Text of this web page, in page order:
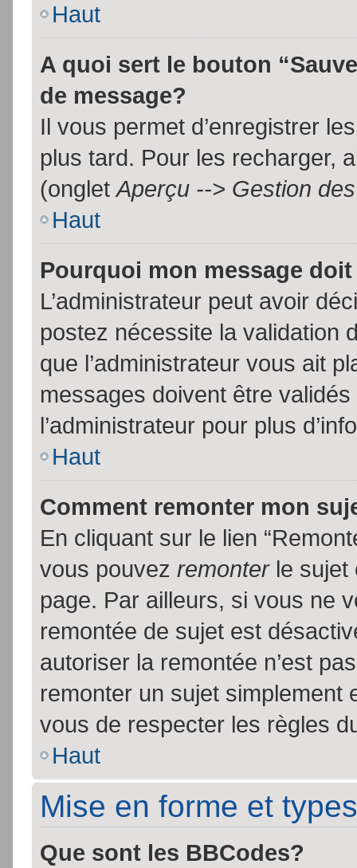
Haut
A quoi sert le bouton
de message?
Il vous permet d’enregistrer
plus tard. Pour les recharger,
(ongletAperçu --> Gestion
Haut
Pourquoi mon message
L’administrateur peut avoir
postez nécessite la validation
que l’administrateur vous ait
messages doivent être
l’administrateur pour plus
Haut
Comment remonter mon
En cliquant sur le lien
vous pouvez remonterle sujet
page. Par ailleurs, si vous ne
remontée de sujet est
autoriser la remontée n’est
remonter un sujet simplement
vous de respecter les règles
Haut
Mise en forme et
Que sont les BBCodes?